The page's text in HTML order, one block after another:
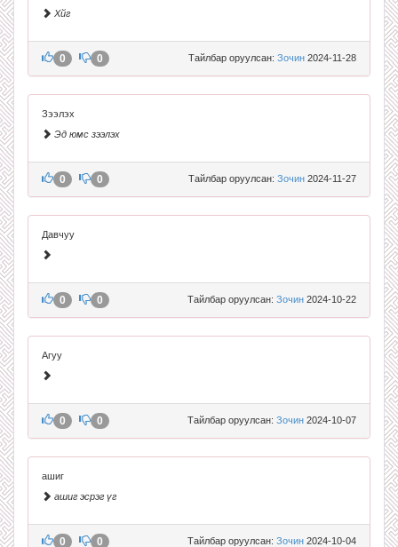
Хйг
Тайлбар оруулсан: Зочин 2024-11-28
0 0
Зээлэх
Эд юмс зээлэх
Тайлбар оруулсан: Зочин 2024-11-27
0 0
Давчуу
Тайлбар оруулсан: Зочин 2024-10-22
0 0
Агуу
Тайлбар оруулсан: Зочин 2024-10-07
0 0
ашиг
ашиг эсрэг үг
Тайлбар оруулсан: Зочин 2024-10-04
0 0